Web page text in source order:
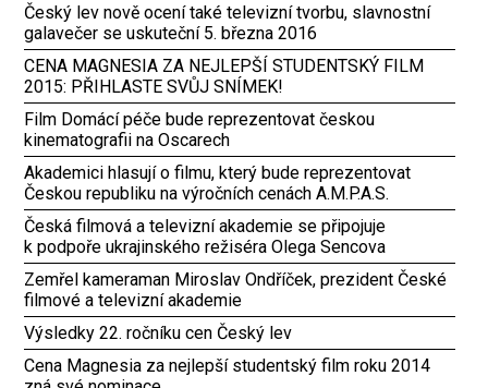
Český lev nově ocení také televizní tvorbu, slavnostní
galavečer se uskuteční 5. března 2016
CENA MAGNESIA ZA NEJLEPŠÍ STUDENTSKÝ FILM
2015: PŘIHLASTE SVŮJ SNÍMEK!
Film Domácí péče bude reprezentovat českou
kinematografii na Oscarech
Akademici hlasují o filmu, který bude reprezentovat
Českou republiku na výročních cenách A.M.P.A.S.
Česká filmová a televizní akademie se připojuje
k podpoře ukrajinského režiséra Olega Sencova
Zemřel kameraman Miroslav Ondříček, prezident České
filmové a televizní akademie
Výsledky 22. ročníku cen Český lev
Cena Magnesia za nejlepší studentský film roku 2014